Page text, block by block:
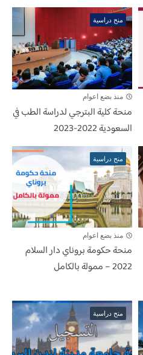
منح دراسية
منذ بضع اعوام
منحة كلية البترجي لدراسة الطب في
السعودية 2022-2023
منح دراسية
منذ بضع اعوام
منحة حكومة بروناي دار السلام
2022 – ممولة بالكامل
منح دراسية